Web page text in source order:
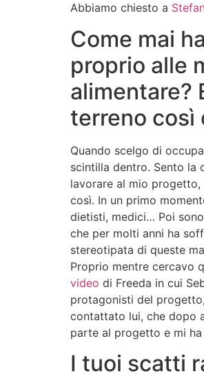
Abbiamo chiesto a
Come mai
proprio alle
alimentare?
terreno così
Quando scelgo di
scintilla dentro. Sento la
lavorare al mio
così. In un primo
dietisti, medici… Poi
che per molti anni ha
stereotipata di queste
Proprio mentre cercavo
video di Freeda in cui
protagonisti del
contattato lui, che dopo
parte al progetto e mi
I tuoi scatti